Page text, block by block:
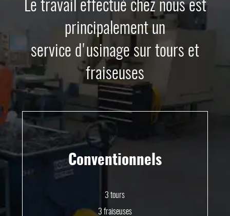
Le travail effectué chez nous est
principalement un
service d'usinage sur tours et
fraiseuses
Conventionnels
3 tours
3 fraiseuses